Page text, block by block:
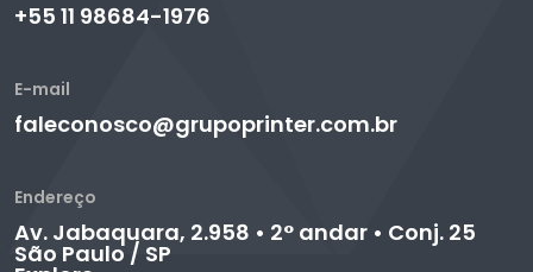
+55 11 98684-1976
E-mail
faleconosco@grupoprinter.com.br
Endereço
Av. Jabaquara, 2.958 • 2° andar • Conj. 25
São Paulo / SP